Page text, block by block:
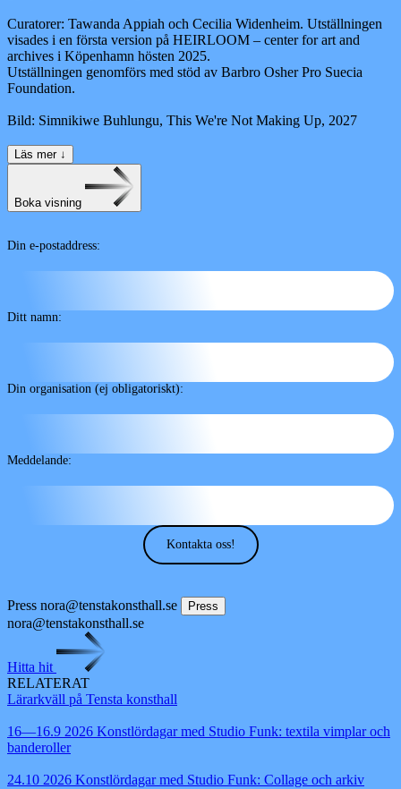
Curatorer: Tawanda Appiah och Cecilia Widenheim. Utställningen
visades i en första version på HEIRLOOM – center for art and
archives i Köpenhamn hösten 2025.
Utställningen genomförs med stöd av Barbro Osher Pro Suecia
Foundation.
Bild: Simnikiwe Buhlungu, This We're Not Making Up, 2027
Läs mer ↓
Boka visning
Din e-postaddress:
Ditt namn:
Din organisation (ej obligatoriskt):
Meddelande:
Kontakta oss!
Press nora@tenstakonsthall.se Press
nora@tenstakonsthall.se
Hitta hit
RELATERAT
Lärarkväll på Tensta konsthall
16—16.9 2026 Konstlördagar med Studio Funk: textila vimplar och
banderoller
24.10 2026 Konstlördagar med Studio Funk: Collage och arkiv